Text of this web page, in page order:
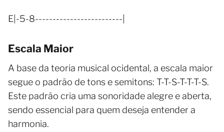
E|-5-8-------------------------|
Escala Maior
A base da teoria musical ocidental, a escala maior
segue o padrão de tons e semitons: T-T-S-T-T-T-S.
Este padrão cria uma sonoridade alegre e aberta,
sendo essencial para quem deseja entender a
harmonia.